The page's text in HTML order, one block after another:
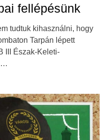
fellépésünk
tudtuk kihasználni, hogy
Tarpán lépett
III Észak-Keleti-
…